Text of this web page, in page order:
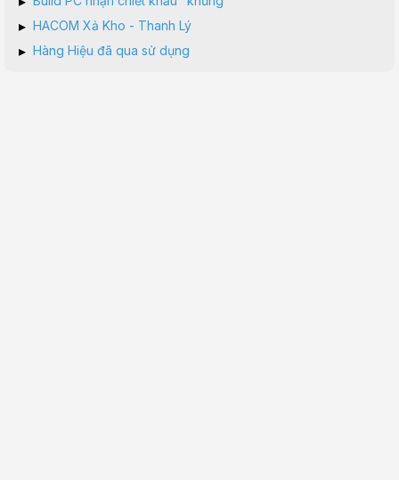
▸ HACOM Xả Kho - Thanh Lý
▸ Hàng Hiệu đã qua sử dụng